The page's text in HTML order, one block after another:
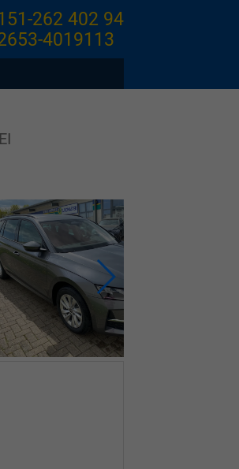
262 402 94
4019113